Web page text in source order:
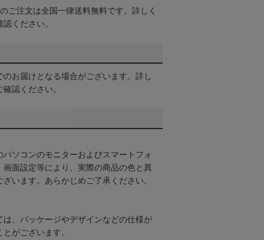
ご注文は全国一律送料無料です。詳しく
認ください。
お届けとなる場合がございます。詳し
確認ください。
ソコンのモニターおよびスマートフォ
画面設定等により、実際の商品の色と異
います。あらかじめご了承ください。
は、パッケージやデザインなどの仕様が
がございます。